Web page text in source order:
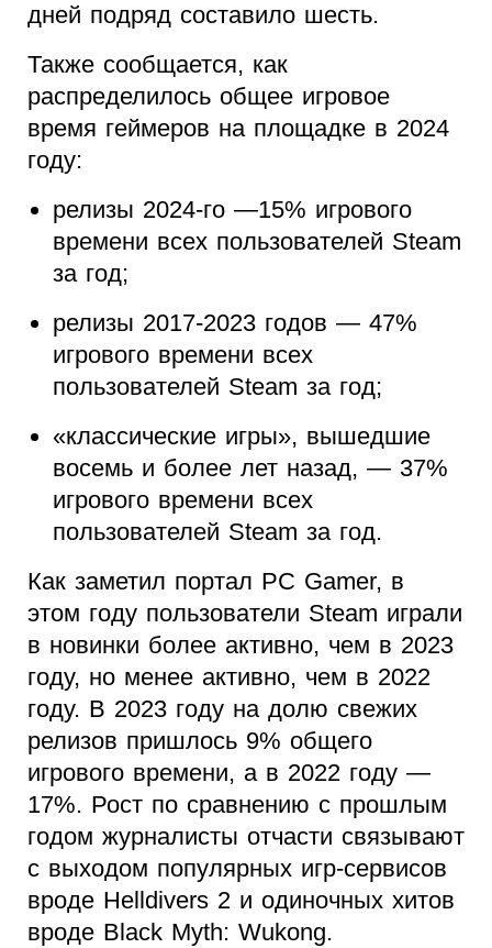
дней подряд составило шесть.
Также сообщается, как
распределилось общее игровое
время геймеров на площадке в 2024
году:
релизы 2024-го —15% игрового
времени всех пользователей Steam
за год;
релизы 2017-2023 годов — 47%
игрового времени всех
пользователей Steam за год;
«классические игры», вышедшие
восемь и более лет назад, — 37%
игрового времени всех
пользователей Steam за год.
Как заметил портал PC Gamer, в
этом году пользователи Steam играли
в новинки более активно, чем в 2023
году, но менее активно, чем в 2022
году. В 2023 году на долю свежих
релизов пришлось 9% общего
игрового времени, а в 2022 году —
17%. Рост по сравнению с прошлым
годом журналисты отчасти связывают
с выходом популярных игр-сервисов
вроде Helldivers 2 и одиночных хитов
вроде Black Myth: Wukong.